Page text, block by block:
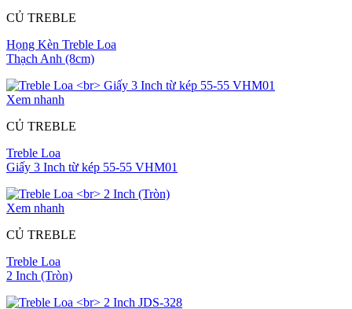
CỦ TREBLE
Họng Kèn Treble Loa
Thạch Anh (8cm)
Xem nhanh
CỦ TREBLE
Treble Loa
Giấy 3 Inch từ kép 55-55 VHM01
Xem nhanh
CỦ TREBLE
Treble Loa
2 Inch (Tròn)